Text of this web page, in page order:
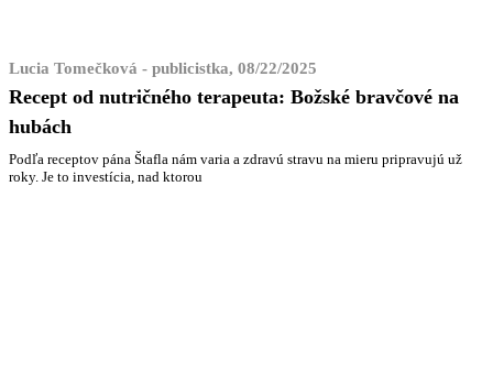
Lucia Tomečková - publicistka, 08/22/2025
Recept od nutričného terapeuta: Božské bravčové na
hubách
Podľa receptov pána Štafla nám varia a zdravú stravu na mieru pripravujú už
roky. Je to investícia, nad ktorou